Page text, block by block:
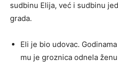
sudbinu Elija, već i sudbinu
grada.
Eli je bio udovac.
mu je groznica odnela